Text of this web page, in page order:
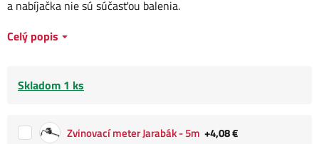
a nabíjačka nie sú súčasťou balenia.
Celý popis
Skladom 1 ks
Zvinovací meter Jarabák - 5m +4,08 €